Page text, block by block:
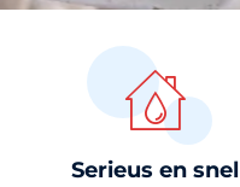
Serieus en snel